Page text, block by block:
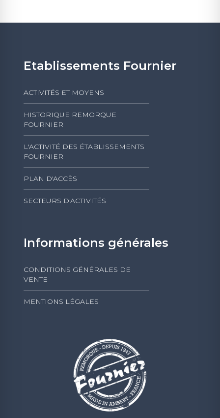
Etablissements Fournier
ACTIVITÉS ET MOYENS
HISTORIQUE REMORQUE
FOURNIER
L'ACTIVITÉ DES ÉTABLISSEMENTS
FOURNIER
PLAN D'ACCÈS
SECTEURS D'ACTIVITÉS
Informations générales
CONDITIONS GÉNÉRALES DE
VENTE
MENTIONS LÉGALES